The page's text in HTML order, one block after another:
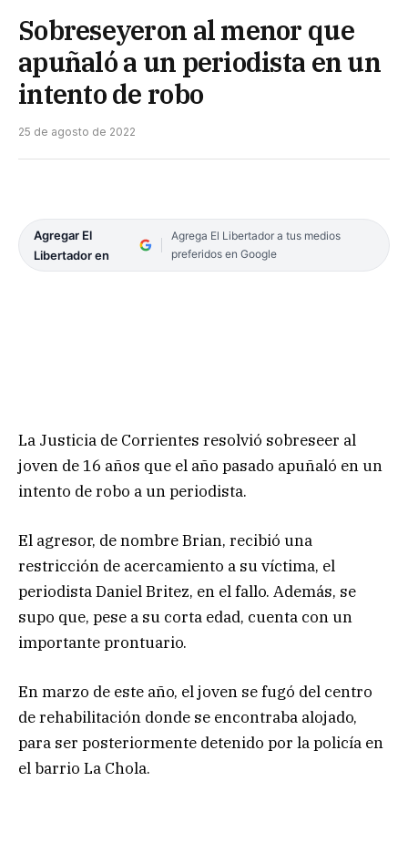
Sobreseyeron al menor que
apuñaló a un periodista en un
intento de robo
25 de agosto de 2022
Agregar El
Libertador en
Agrega El Libertador a tus medios
preferidos en Google
La Justicia de Corrientes resolvió sobreseer al
joven de 16 años que el año pasado apuñaló en un
intento de robo a un periodista.
El agresor, de nombre Brian, recibió una
restricción de acercamiento a su víctima, el
periodista Daniel Britez, en el fallo. Además, se
supo que, pese a su corta edad, cuenta con un
importante prontuario.
En marzo de este año, el joven se fugó del centro
de rehabilitación donde se encontraba alojado,
para ser posteriormente detenido por la policía en
el barrio La Chola.